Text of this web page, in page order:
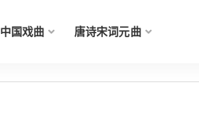
中国戏曲 唐诗宋词元曲